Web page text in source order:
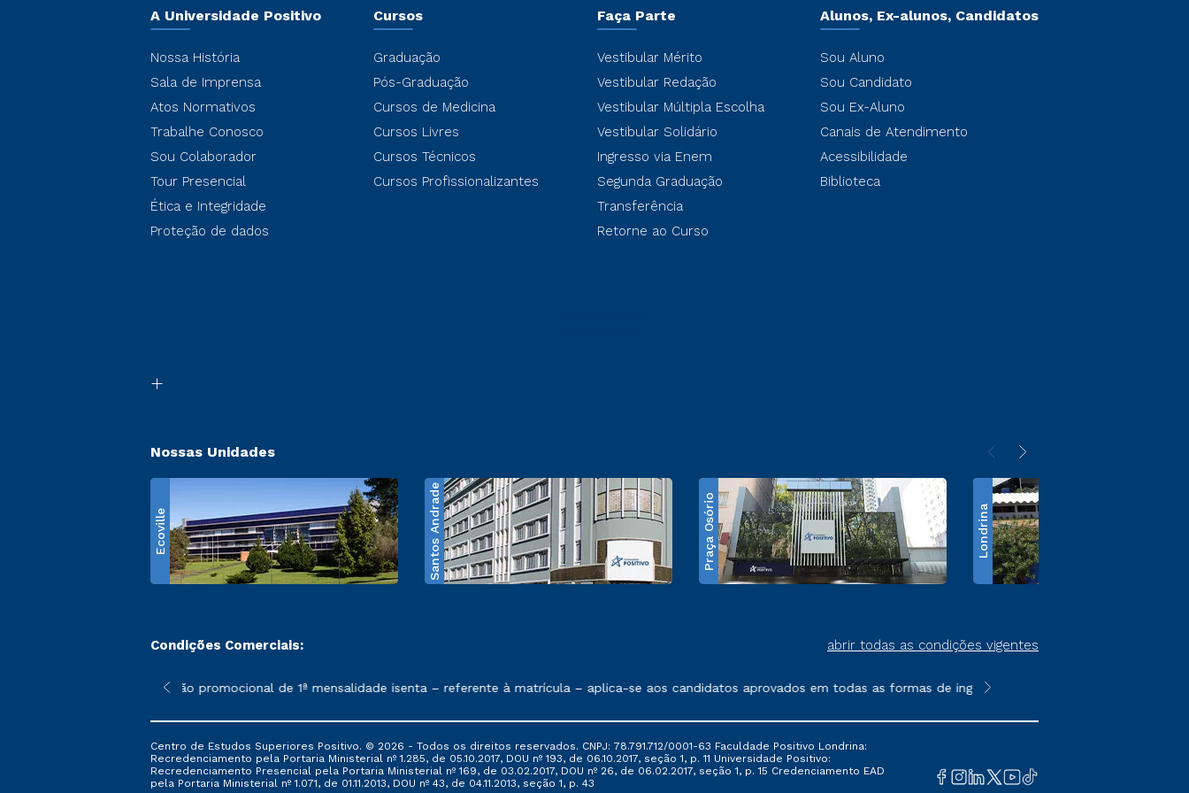
A Universidade Positivo
Nossa História
Sala de Imprensa
Atos Normativos
Trabalhe Conosco
Sou Colaborador
Tour Presencial
Ética e Integridade
Proteção de dados
Cursos
Graduação
Pós-Graduação
Cursos de Medicina
Cursos Livres
Cursos Técnicos
Cursos Profissionalizantes
Faça Parte
Vestibular Mérito
Vestibular Redação
Vestibular Múltipla Escolha
Vestibular Solidário
Ingresso via Enem
Segunda Graduação
Transferência
Retorne ao Curso
Alunos, Ex-alunos, Candidatos
Sou Aluno
Sou Candidato
Sou Ex-Aluno
Canais de Atendimento
Acessibilidade
Biblioteca
Nossas Unidades
Ecoville Santos Andrade Praça Osório Londrina
Condições Comerciais: abrir todas as condições vigentes
sofrer alterações nos períodos de rematrícula conforme exposto no contrato de prestação de serviços
*A condição promocional de 1ª mensalidade isenta – referente à matrícula – aplica-se aos candidatos aprovados em todas as formas de ingresso, exceto na prova on-line
**Semipresencial é um formato do
Centro de Estudos Superiores Positivo. © 2026 - Todos os direitos reservados. CNPJ: 78.791.712/0001-63 Faculdade Positivo Londrina:
Recredenciamento pela Portaria Ministerial nº 1.285, de 05.10.2017, DOU nº 193, de 06.10.2017, seção 1, p. 11 Universidade Positivo:
Recredenciamento Presencial ​pela Portaria Ministerial nº 169, de 03.02.2017, DOU nº 26, de 06.02.2017, seção 1, p. 15 Credenciamento EAD
pela Portaria Ministerial nº 1.071, de 01.11.2013, DOU nº 43, de 04.11.2013, seção 1, p. 43